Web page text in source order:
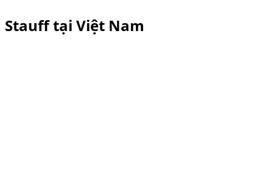
Stauff tại Việt Nam